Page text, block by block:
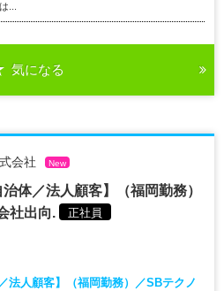
...
気になる
会社 New
体／法人顧客】（福岡勤務）
社出向.
正社員
法人顧客】（福岡勤務）／SBテクノ